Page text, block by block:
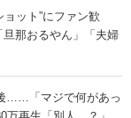
ット”にファン歓
那おるやん」「夫婦
……「マジで何があっ